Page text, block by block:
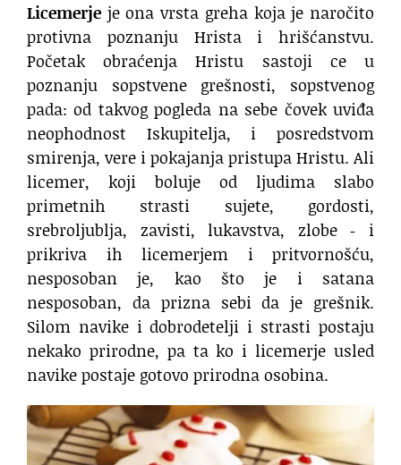
Licemerje je ona vrsta greha koja je naročito
protivna poznanju Hrista i hrišćanstvu.
Početak obraćenja Hristu sastoji ce u
poznanju sopstvene grešnosti, sopstvenog
pada: od takvog pogleda na sebe čovek uviđa
neophodnost Iskupitelja, i posredstvom
smirenja, vere i pokajanja pristupa Hristu. Ali
licemer, koji boluje od ljudima slabo
primetnih strasti sujete, gordosti,
srebroljublja, zavisti, lukavstva, zlobe ‐ i
prikriva ih licemerjem i pritvornošću,
nesposoban je, kao što je i satana
nesposoban, da prizna sebi da je grešnik.
Silom navike i dobrodetelji i strasti postaju
nekako prirodne, pa ta ko i licemerje usled
navike postaje gotovo prirodna osobina.